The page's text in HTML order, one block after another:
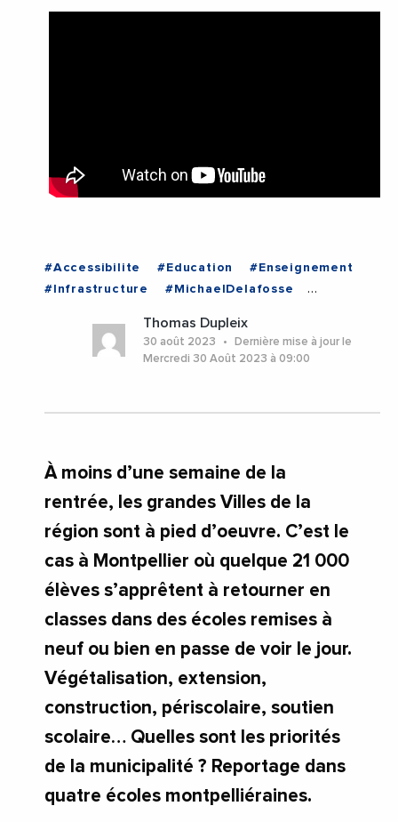
#Accessibilite #Education
#Enseignement
#Infrastructure
#MichaelDelafosse
#TransitionEnergetique
#Montpellier
#Occitanie
Thomas Dupleix
30 août 2023
Dernière mise à jour le
Mercredi 30 Août 2023 à 09:00
À moins d’une semaine de la
rentrée, les grandes Villes de la
région sont à pied d’oeuvre. C’est le
cas à Montpellier où quelque 21 000
élèves s’apprêtent à retourner en
classes dans des écoles remises à
neuf ou bien en passe de voir le jour.
Végétalisation, extension,
construction, périscolaire, soutien
scolaire… Quelles sont les priorités
de la municipalité ? Reportage dans
quatre écoles montpelliéraines.